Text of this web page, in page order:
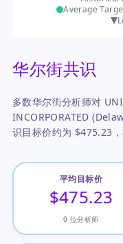
Average
华尔街共识
多数华尔街分析师对
INCORPORATED
识目标价约为 $475.23
平均目标价
$475.23
0 位分析师